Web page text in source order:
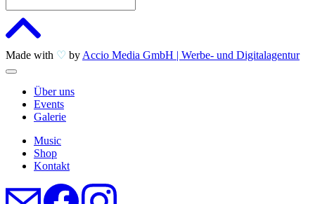
Made with ♡ by Accio Media GmbH | Werbe- und Digitalagentur
Über uns
Events
Galerie
Music
Shop
Kontakt